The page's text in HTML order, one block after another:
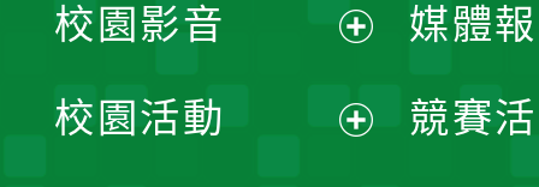
媒體
競賽
校園影音
開
校園活動